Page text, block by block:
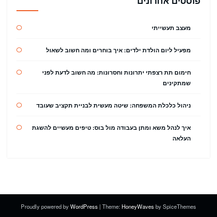
מעצב תעשייתי
מפעיל ליום הולדת ילדים: איך בוחרים ומה חשוב לשאול
חימום תת רצפתי יתרונות וחסרונות: מה חשוב לדעת לפני
שמתקינים
ניהול כלכלת המשפחה: שיטה מעשית לבניית תקציב שעובד
איך לנהל משא ומתן בעבודה מול בוס: טיפים מעשיים להשגת
העלאה
Proudly powered byWordPress | Theme: HoneyWaves by SpiceThemes